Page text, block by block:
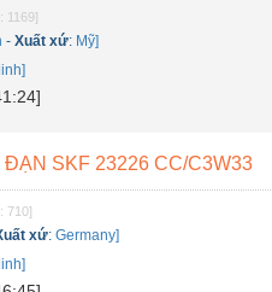
1169]
-Xuất xứ: Mỹ]
ĐẠN SKF 23226 CC/C3W33
710]
xứ:Germany]